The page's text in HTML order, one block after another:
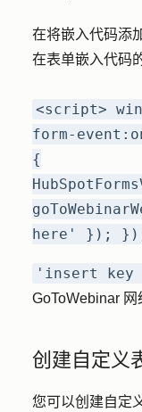
在将嵌入代码添
在表单嵌入代码
<script>
form-
{
here' });
'insert key
GoToWebinar 网
创建自定义
您可以创建自定